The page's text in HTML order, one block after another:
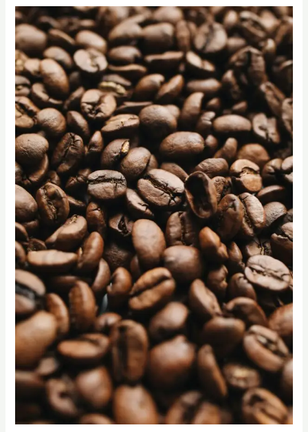
卓
咖
啡
研
究
學
院
助
您
從
新
手
到
專
業
咖
啡
師
咖
啡
烘
焙
課
程
｜
烘
豆
課
｜
SCA
烘
豆
課
程
｜
3
小
時
入
門
銜
接
證